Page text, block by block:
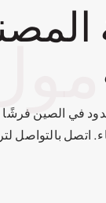
في الصين
اتصل